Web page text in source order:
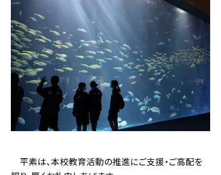
平素は、本校教育活動の推進にご支援・ご高配を